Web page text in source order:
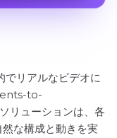
リアルなビデオに
to-
リューションは、各
な構成と動きを実